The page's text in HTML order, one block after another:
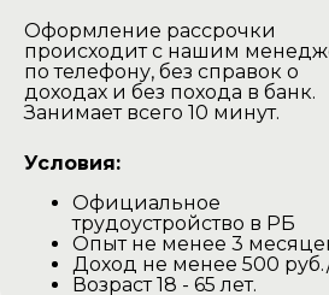
Оформление рассрочки
происходит с нашим
по телефону, без справок о
доходах и без похода в банк.
Занимает всего 10 минут.
Условия:
Официальное
трудоустройство в РБ
Опыт не менее 3
Доход не менее 500
Возраст 18 - 65 лет.